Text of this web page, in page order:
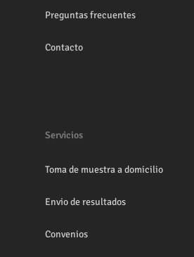
Preguntas frecuentes
Contacto
Servicios
Toma de muestra a domicilio
Envio de resultados
Convenios